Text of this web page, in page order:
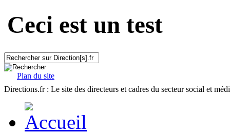
Ceci est un test
Plan du site
Directions.fr : Le site des directeurs et cadres du secteur social et